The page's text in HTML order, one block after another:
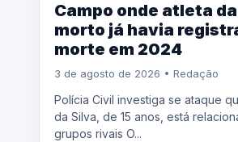
Campo onde atleta
morto já havia
morte em 2024
3 de agosto de 2026 • Redação
Polícia Civil investiga se ataque
da Silva, de 15 anos, está
grupos rivais O...